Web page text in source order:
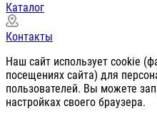
Каталог
Контакты
Наш сайт использует cookie
посещениях сайта) для
пользователей. Вы можете
настройках своего браузера.